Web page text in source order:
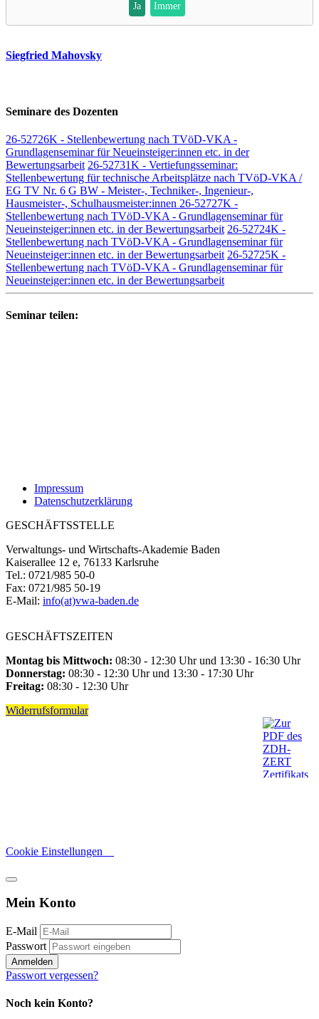
Ja Immer
Siegfried Mahovsky
Seminare des Dozenten
26-52726K - Stellenbewertung nach TVöD-VKA -
Grundlagenseminar für Neueinsteiger:innen etc. in der
Bewertungsarbeit 26-52731K - Vertiefungsseminar:
Stellenbewertung für technische Arbeitsplätze nach TVöD-VKA /
EG TV Nr. 6 G BW - Meister-, Techniker-, Ingenieur-,
Hausmeister-, Schulhausmeister:innen 26-52727K -
Stellenbewertung nach TVöD-VKA - Grundlagenseminar für
Neueinsteiger:innen etc. in der Bewertungsarbeit 26-52724K -
Stellenbewertung nach TVöD-VKA - Grundlagenseminar für
Neueinsteiger:innen etc. in der Bewertungsarbeit 26-52725K -
Stellenbewertung nach TVöD-VKA - Grundlagenseminar für
Neueinsteiger:innen etc. in der Bewertungsarbeit
Seminar teilen:
Impressum
Datenschutzerklärung
GESCHÄFTSSTELLE
Verwaltungs- und Wirtschafts-Akademie Baden
Kaiserallee 12 e, 76133 Karlsruhe
Tel.: 0721/985 50-0
Fax: 0721/985 50-19
E-Mail: info(at)vwa-baden.de
GESCHÄFTSZEITEN
Montag bis Mittwoch: 08:30 - 12:30 Uhr und 13:30 - 16:30 Uhr
Donnerstag: 08:30 - 12:30 Uhr und 13:30 - 17:30 Uhr
Freitag: 08:30 - 12:30 Uhr
Widerrufsformular
Cookie Einstellungen
Mein Konto
E-Mail
Passwort
Anmelden
Passwort vergessen?
Noch kein Konto?